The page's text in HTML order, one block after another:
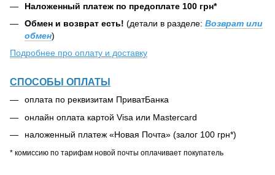
Наложенный платеж по предоплате 100 грн*
Обмен и возврат есть! (детали в разделе: Возврат или
обмен)
Подробнее про оплату и доставку
СПОСОБЫ ОПЛАТЫ
оплата по реквизитам ПриватБанка
онлайн оплата картой Visa или Mastercard
наложенный платеж «Новая Почта» (залог 100 грн*)
* комиссию по тарифам новой почты оплачивает покупатель